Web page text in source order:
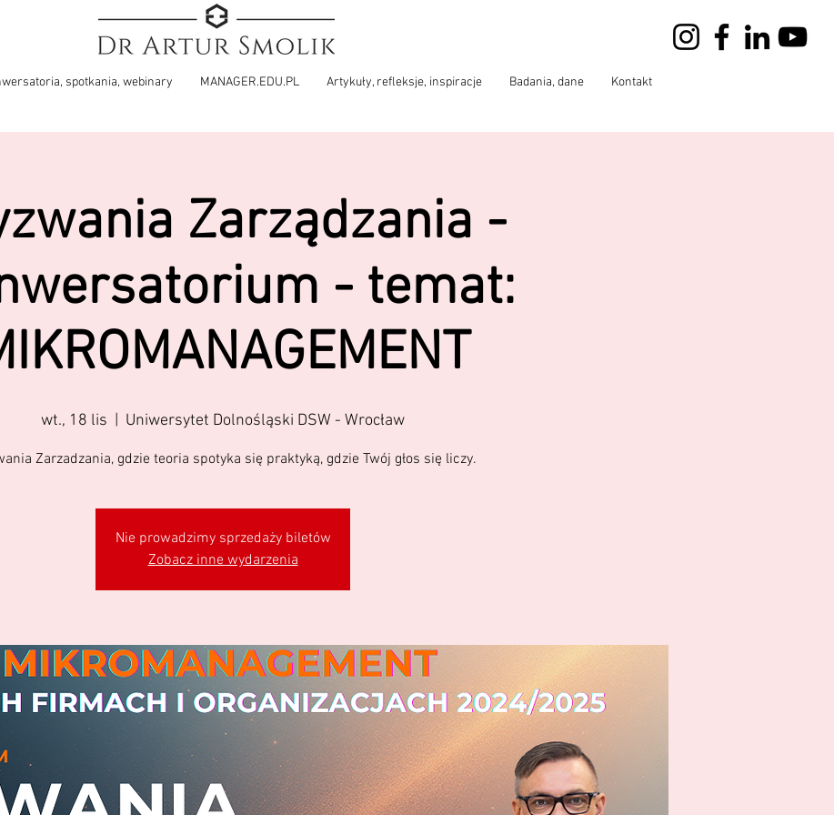
spotkania, webinary MANAGER.EDU.PL Artykuły, refleksje, inspiracje Badania, dane Kontakt
Zarządzania -
- temat:
wt., 18 lis Uniwersytet Dolnośląski DSW - Wrocław
Zarzadzania, gdzie teoria spotyka się praktyką, gdzie Twój głos się liczy.
Nie prowadzimy sprzedaży biletów
Zobacz inne wydarzenia